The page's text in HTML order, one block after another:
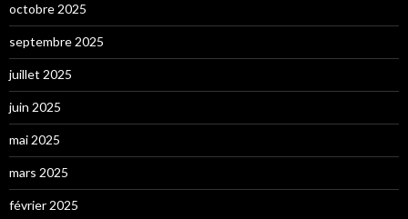
octobre 2025
septembre 2025
juillet 2025
juin 2025
mai 2025
mars 2025
février 2025